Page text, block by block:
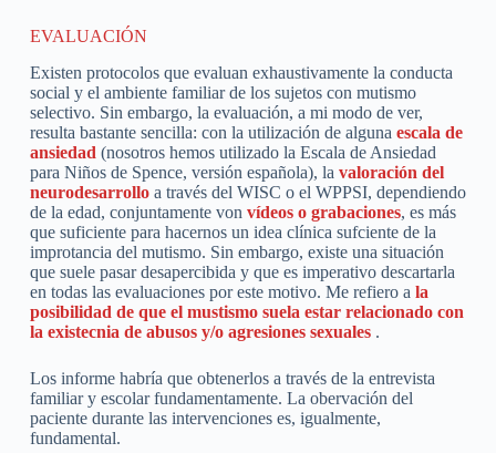
EVALUACIÓN
Existen protocolos que evaluan exhaustivamente la conducta
social y el ambiente familiar de los sujetos con mutismo
selectivo. Sin embargo, la evaluación, a mi modo de ver,
resulta bastante sencilla: con la utilización de alguna escala de
ansiedad (nosotros hemos utilizado la Escala de Ansiedad
para Niños de Spence, versión española), la valoración del
neurodesarrolloa través del WISC o el WPPSI, dependiendo
de la edad, conjuntamente von vídeos o grabaciones, es más
que suficiente para hacernos un idea clínica sufciente de la
improtancia del mutismo. Sin embargo, existe una situación
que suele pasar desapercibida y que es imperativo descartarla
en todas las evaluaciones por este motivo. Me refiero a la
posibilidad de que el mustismo suela estar relacionado con
la existecnia de abusos y/o agresiones sexuales.
Los informe habría que obtenerlos a través de la entrevista
familiar y escolar fundamentamente. La obervación del
paciente durante las intervenciones es, igualmente,
fundamental.